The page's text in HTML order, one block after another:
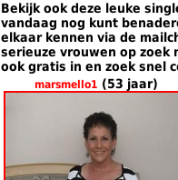
Bekijk ook deze leuke
vandaag nog kunt
elkaar kennen via de
serieuze vrouwen op zoek
ook gratis in en zoek snel
marsmello1 (53 jaar)